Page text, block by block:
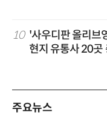
10 '사우디판 올리브
현지 유통사 20곳
주요뉴스